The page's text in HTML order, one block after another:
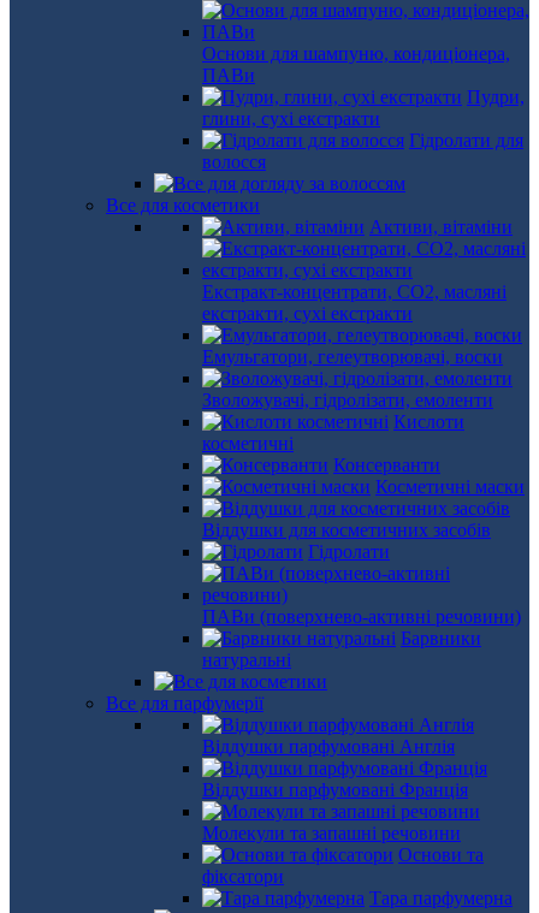
Основи для шампуню, кондиціонера,
ПАВи
Пудри,
глини, сухі екстракти
Гідролати для
волосся
Все для косметики
Активи, вітаміни
Екстракт-концентрати, СО2, масляні
екстракти, сухі екстракти
Емульгатори, гелеутворювачі, воски
Зволожувачі, гідролізати, емоленти
Кислоти
косметичні
Консерванти
Косметичні маски
Віддушки для косметичних засобів
Гідролати
ПАВи (поверхнево-активні речовини)
Барвники
натуральні
Все для парфумерії
Віддушки парфумовані Англія
Віддушки парфумовані Франція
Молекули та запашні речовини
Основи та
фіксатори
Тара парфумерна